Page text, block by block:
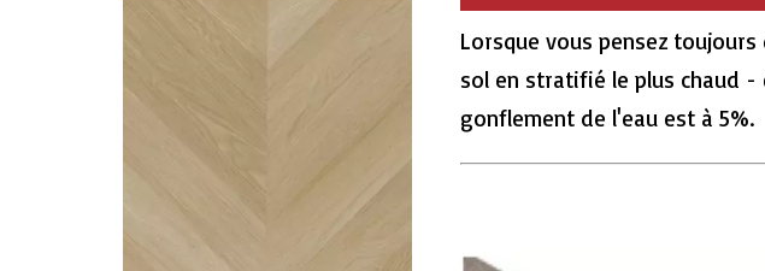
Lorsque vous pensez
sol en stratifié le plus chaud -
gonflement de l'eau est à 5%.